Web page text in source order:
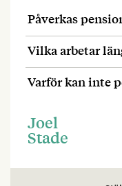
Påverkas
Vilka arbetar
Varför kan inte
Joel
Stade